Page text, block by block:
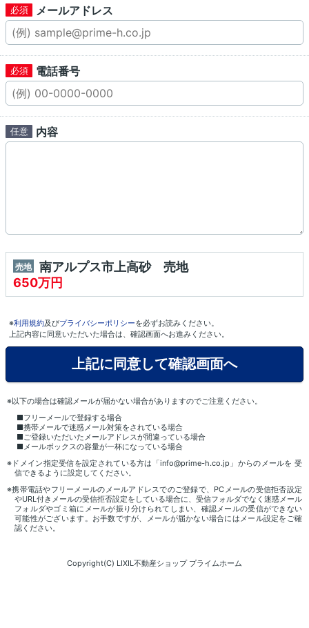
メールアドレス
電話番号
内容
売地
南アルプス市上高砂 売地
650万円
※利用規約及びプライバシーポリシーを必ずお読みください。
上記内容に同意いただいた場合は、確認画面へお進みください。
※以下の場合は確認メールが届かない場合がありますのでご注意ください。
■フリーメールで登録する場合
■携帯メールで迷惑メール対策をされている場合
■ご登録いただいたメールアドレスが間違っている場合
■メールボックスの容量が一杯になっている場合
※ドメイン指定受信を設定されている方は「info@prime-h.co.jp」からのメールを 受
信できるように設定してください。
※携帯電話やフリーメールのメールアドレスでのご登録で、PCメールの受信拒否設定
やURL付きメールの受信拒否設定をしている場合に、受信フォルダでなく迷惑メール
フォルダやゴミ箱にメールが振り分けられてしまい、確認メールの受信ができない
可能性がございます。お手数ですが、メールが届かない場合にはメール設定をご確
認ください。
Copyright(C) LIXIL不動産ショップ プライムホーム